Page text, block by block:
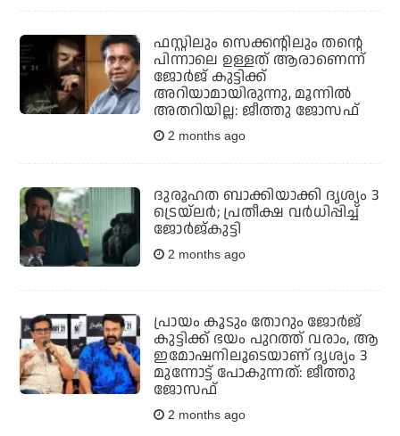
ഫസ്റ്റിലും സെക്കന്റിലും തന്റെ
പിന്നാലെ ഉള്ളത് ആരാണെന്ന്
ജോര്‍ജ് കുട്ടിക്ക്
അറിയാമായിരുന്നു, മൂന്നില്‍
അതറിയില്ല: ജീത്തു ജോസഫ്
2 months ago
ദുരൂഹത ബാക്കിയാക്കി ദൃശ്യം 3
ട്രെയ്‌ലര്‍; പ്രതീക്ഷ വര്‍ധിപ്പിച്ച്
ജോര്‍ജ്കുട്ടി
2 months ago
പ്രായം കൂടും തോറും ജോർജ്
കുട്ടിക്ക് ഭയം പുറത്ത് വരാം, ആ
ഇമോഷനിലൂടെയാണ് ദൃശ്യം 3
മുന്നോട്ട് പോകുന്നത്: ജീത്തു
ജോസഫ്
2 months ago